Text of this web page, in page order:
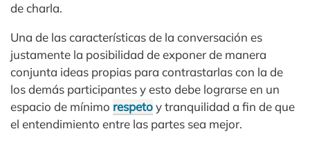
de charla.
Una de las características de la conversación es
justamente la posibilidad de exponer de manera
conjunta ideas propias para contrastarlas con la de
los demás participantes y esto debe lograrse en un
espacio de mínimo respetoy tranquilidad a fin de que
el entendimiento entre las partes sea mejor.